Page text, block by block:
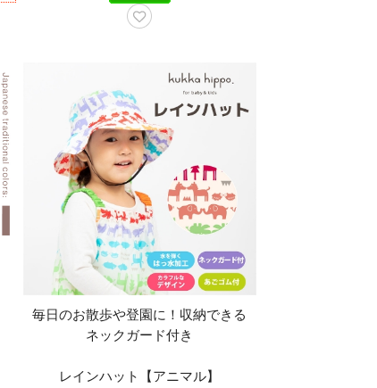
毎日のお散歩や登園に！収納できる
ネックガード付き
レインハット【アニマル】